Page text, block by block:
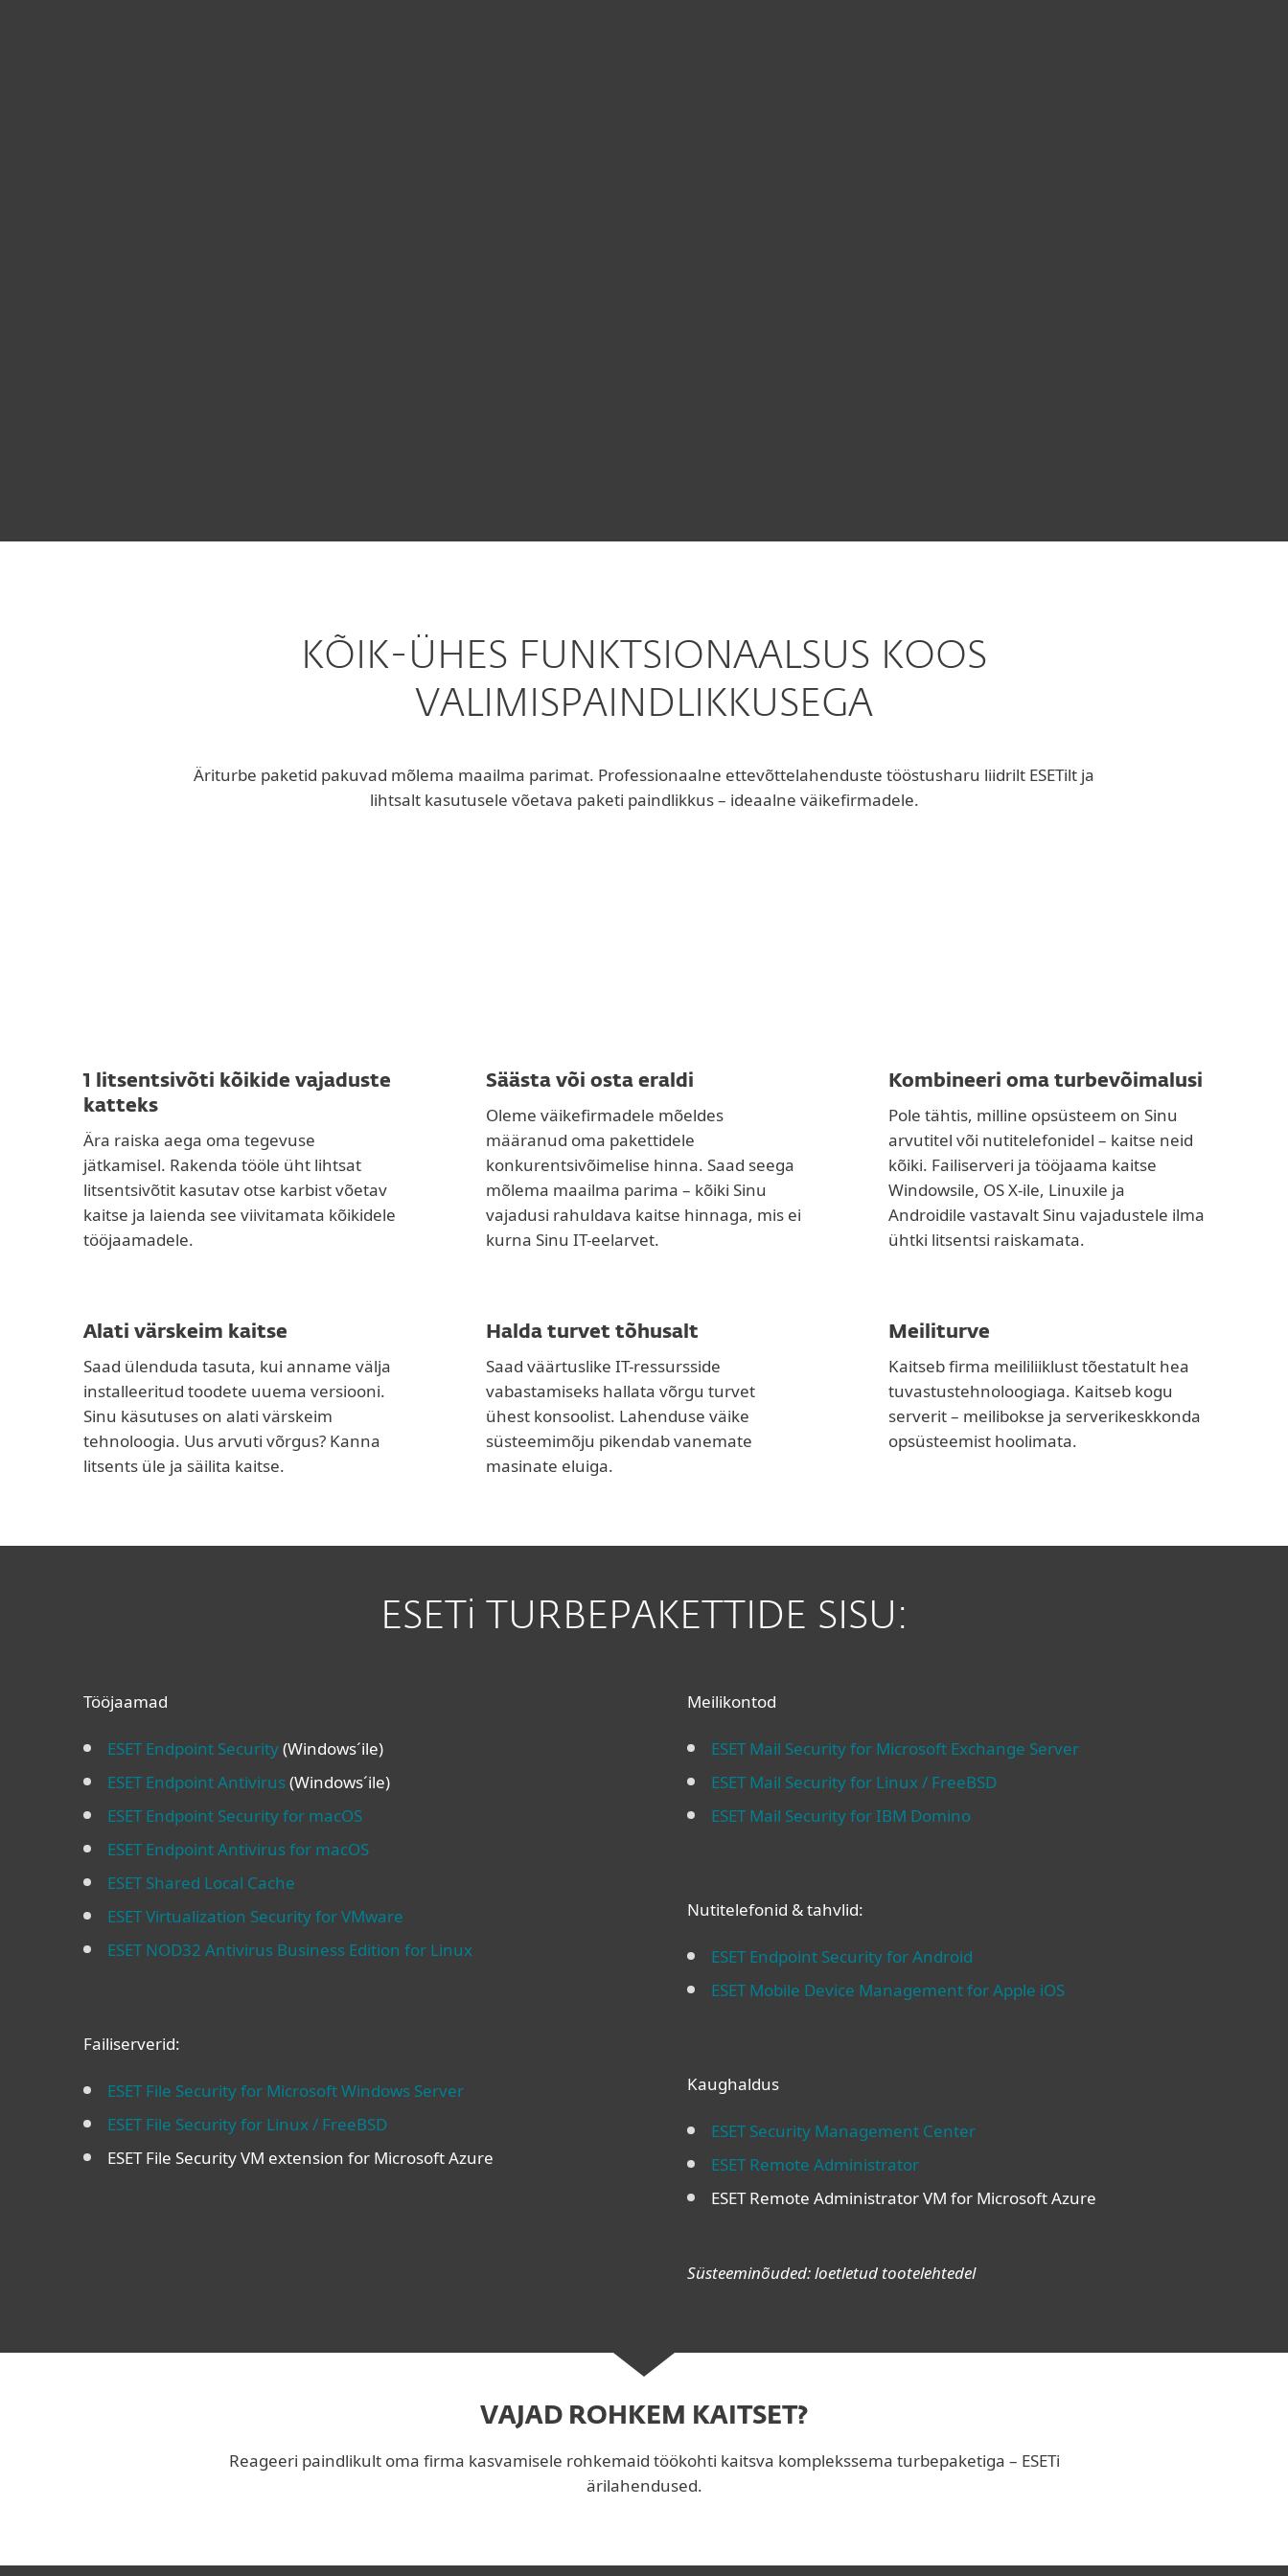
KÕIK-ÜHES FUNKTSIONAALSUS KOOS
VALIMISPAINDLIKKUSEGA
Äriturbe paketid pakuvad mõlema maailma parimat. Professionaalne ettevõttelahenduste tööstusharu liidrilt ESETilt ja
lihtsalt kasutusele võetava paketi paindlikkus – ideaalne väikefirmadele.
1 litsentsivõti kõikide vajaduste
katteks
Ära raiska aega oma tegevuse
jätkamisel. Rakenda tööle üht lihtsat
litsentsivõtit kasutav otse karbist võetav
kaitse ja laienda see viivitamata kõikidele
tööjaamadele.
Säästa või osta eraldi
Oleme väikefirmadele mõeldes
määranud oma pakettidele
konkurentsivõimelise hinna. Saad seega
mõlema maailma parima – kõiki Sinu
vajadusi rahuldava kaitse hinnaga, mis ei
kurna Sinu IT-eelarvet.
Kombineeri oma turbevõimalusi
Pole tähtis, milline opsüsteem on Sinu
arvutitel või nutitelefonidel – kaitse neid
kõiki. Failiserveri ja tööjaama kaitse
Windowsile, OS X-ile, Linuxile ja
Androidile vastavalt Sinu vajadustele ilma
ühtki litsentsi raiskamata.
Alati värskeim kaitse
Saad ülenduda tasuta, kui anname välja
installeeritud toodete uuema versiooni.
Sinu käsutuses on alati värskeim
tehnoloogia. Uus arvuti võrgus? Kanna
litsents üle ja säilita kaitse.
Halda turvet tõhusalt
Saad väärtuslike IT-ressursside
vabastamiseks hallata võrgu turvet
ühest konsoolist. Lahenduse väike
süsteemimõju pikendab vanemate
masinate eluiga.
Meiliturve
Kaitseb firma meililiiklust tõestatult hea
tuvastustehnoloogiaga. Kaitseb kogu
serverit – meilibokse ja serverikeskkonda
opsüsteemist hoolimata.
ESETi TURBEPAKETTIDE SISU:
Tööjaamad
ESET Endpoint Security(Windows´ile)
ESET Endpoint Antivirus(Windows´ile)
ESET Endpoint Security for macOS
ESET Endpoint Antivirus for macOS
ESET Shared Local Cache
ESET Virtualization Security for VMware
ESET NOD32 Antivirus Business Edition for Linux
Failiserverid:
ESET File Security for Microsoft Windows Server
ESET File Security for Linux / FreeBSD
ESET File Security VM extension for Microsoft Azure
Meilikontod
ESET Mail Security for Microsoft Exchange Server
ESET Mail Security for Linux / FreeBSD
ESET Mail Security for IBM Domino
Nutitelefonid & tahvlid:
ESET Endpoint Security for Android
ESET Mobile Device Management for Apple iOS
Kaughaldus
ESET Security Management Center
ESET Remote Administrator
ESET Remote Administrator VM for Microsoft Azure
Süsteeminõuded: loetletud tootelehtedel
VAJAD ROHKEM KAITSET?
Reageeri paindlikult oma firma kasvamisele rohkemaid töökohti kaitsva komplekssema turbepaketiga – ESETi
ärilahendused.